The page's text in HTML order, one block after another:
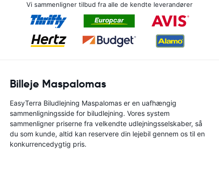
Vi sammenligner tilbud fra alle de kendte leverandører
Billeje Maspalomas
EasyTerra Biludlejning Maspalomas er en uafhængig
sammenligningsside for biludlejning. Vores system
sammenligner priserne fra velkendte udlejningsselskaber, så
du som kunde, altid kan reservere din lejebil gennem os til en
konkurrencedygtig pris.